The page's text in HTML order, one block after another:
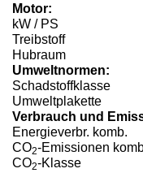
Motor:
kW / PS
Treibstoff
Hubraum
Umweltnormen:
Schadstoffklasse
Umweltplakette
Verbrauch und
Energieverbr. komb.
CO2-Emissionen
CO2-Klasse